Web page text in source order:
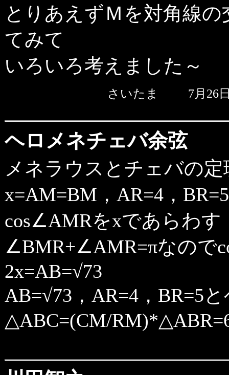
とりあえずＭを対角線
てみて
いろいろ考えました～
さいたま 7月
ヘロメネチェバ余弦
メネラウスとチェバの定
x=AM=BM，AR=4，
cos∠AMRをxであらわす
∠BMR+∠AMR=πなので
2x=AB=√73
AB=√73，AR=4，BR=5
△ABC=(CM/